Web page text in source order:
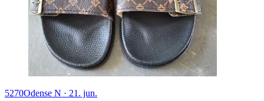
5270Odense N · 21. jun.